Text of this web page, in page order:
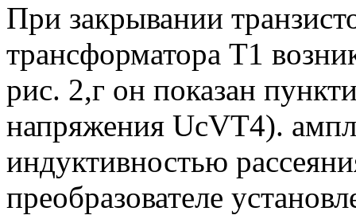
При закрывании
трансформатора Т1
рис. 2,г он показан
напряжения UcVT4).
индуктивностью
преобразователе